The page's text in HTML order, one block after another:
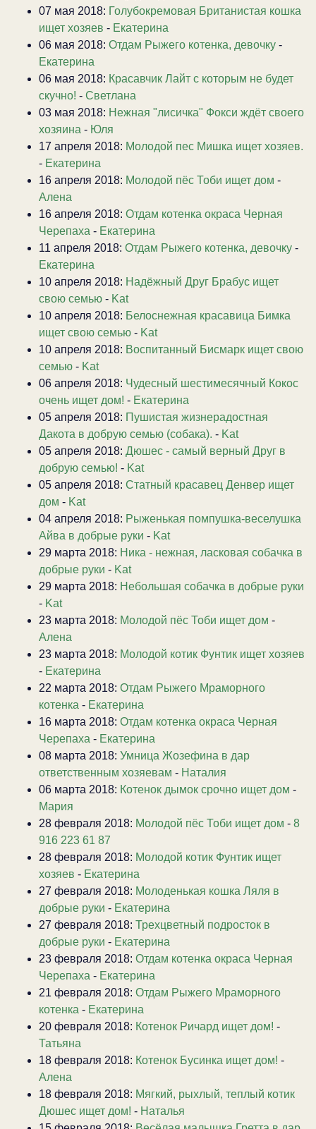
07 мая 2018: Голубокремовая Британистая кошка
ищет хозяев - Екатерина
06 мая 2018: Отдам Рыжего котенка, девочку -
Екатерина
06 мая 2018: Красавчик Лайт с которым не будет
скучно! - Светлана
03 мая 2018: Нежная "лисичка" Фокси ждёт своего
хозяина - Юля
17 апреля 2018: Молодой пес Мишка ищет хозяев.
- Екатерина
16 апреля 2018: Молодой пёс Тоби ищет дом -
Алена
16 апреля 2018: Отдам котенка окраса Черная
Черепаха - Екатерина
11 апреля 2018: Отдам Рыжего котенка, девочку -
Екатерина
10 апреля 2018: Надёжный Друг Брабус ищет
свою семью - Kat
10 апреля 2018: Белоснежная красавица Бимка
ищет свою семью - Kat
10 апреля 2018: Воспитанный Бисмарк ищет свою
семью - Kat
06 апреля 2018: Чудесный шестимесячный Кокос
очень ищет дом! - Екатерина
05 апреля 2018: Пушистая жизнерадостная
Дакота в добрую семью (собака). - Kat
05 апреля 2018: Дюшес - самый верный Друг в
добрую семью! - Kat
05 апреля 2018: Статный красавец Денвер ищет
дом - Kat
04 апреля 2018: Рыженькая помпушка-веселушка
Айва в добрые руки - Kat
29 марта 2018: Ника - нежная, ласковая собачка в
добрые руки - Kat
29 марта 2018: Небольшая собачка в добрые руки
- Kat
23 марта 2018: Молодой пёс Тоби ищет дом -
Алена
23 марта 2018: Молодой котик Фунтик ищет хозяев
- Екатерина
22 марта 2018: Отдам Рыжего Мраморного
котенка - Екатерина
16 марта 2018: Отдам котенка окраса Черная
Черепаха - Екатерина
08 марта 2018: Умница Жозефина в дар
ответственным хозяевам - Наталия
06 марта 2018: Котенок дымок срочно ищет дом -
Мария
28 февраля 2018: Молодой пёс Тоби ищет дом - 8
916 223 61 87
28 февраля 2018: Молодой котик Фунтик ищет
хозяев - Екатерина
27 февраля 2018: Молоденькая кошка Ляля в
добрые руки - Екатерина
27 февраля 2018: Трехцветный подросток в
добрые руки - Екатерина
23 февраля 2018: Отдам котенка окраса Черная
Черепаха - Екатерина
21 февраля 2018: Отдам Рыжего Мраморного
котенка - Екатерина
20 февраля 2018: Котенок Ричард ищет дом! -
Татьяна
18 февраля 2018: Котенок Бусинка ищет дом! -
Алена
18 февраля 2018: Мягкий, рыхлый, теплый котик
Дюшес ищет дом! - Наталья